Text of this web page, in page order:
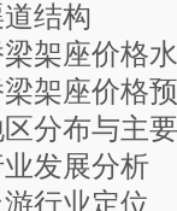
结构
架座价格
架座价格
分布与主
发展分析
行业定位